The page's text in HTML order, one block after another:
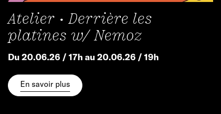
Atelier • Derrière les
platines w/ Nemoz
Du 20.06.26 / 17h au 20.06.26 / 19h
En savoir plus